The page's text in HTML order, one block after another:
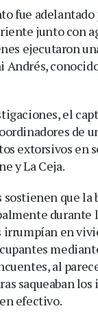
fue adelantado
junto con
ejecutaron
Andrés,
el
de
extorsivos en
y La Ceja.
sostienen que
durante
en
al
saqueaban los
efectivo.